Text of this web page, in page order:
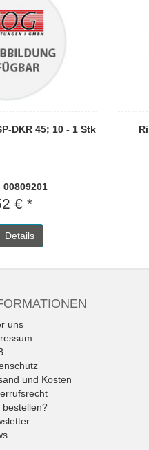
DKR 45; 10 - 1 Stk
00809201
€ *
Details
uns
und Kosten
bestellen?